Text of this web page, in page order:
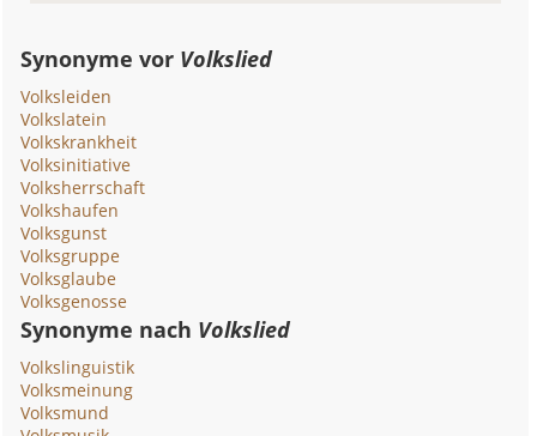
Synonyme vor Volkslied
Volksleiden
Volkslatein
Volkskrankheit
Volksinitiative
Volksherrschaft
Volkshaufen
Volksgunst
Volksgruppe
Volksglaube
Volksgenosse
Synonyme nach Volkslied
Volkslinguistik
Volksmeinung
Volksmund